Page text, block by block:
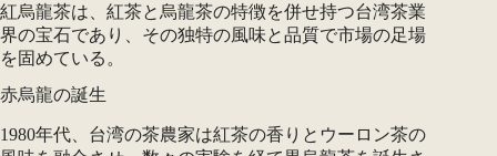
紅烏龍茶は、紅茶と烏龍茶の特徴を併せ持つ台湾茶業
界の宝石であり、その独特の風味と品質で市場の足場
を固めている。
赤烏龍の誕生
1980年代、台湾の茶農家は紅茶の香りとウーロン茶の